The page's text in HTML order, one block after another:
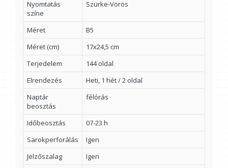
Nyomtatás
színe
Szürke-Vörös
Méret
B5
Méret (cm)
17x24,5 cm
Terjedelem
144 oldal
Elrendezés
Heti, 1 hét / 2 oldal
Naptár
beosztás
félórás
Időbeosztás
07-23 h
Sarokperforálás
Igen
Jelzőszalag
Igen